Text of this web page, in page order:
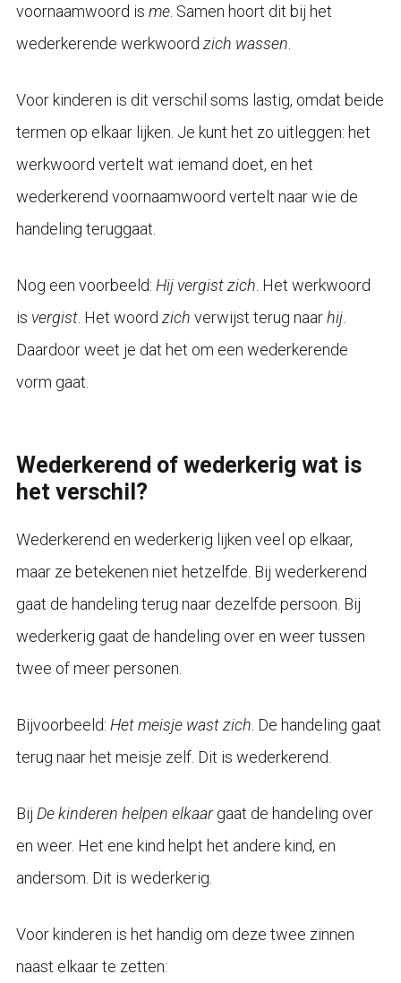
voornaamwoord is me. Samen hoort dit bij het
wederkerende werkwoord zich wassen
Voor kinderen is dit verschil soms lastig, omdat beide
termen op elkaar lijken. Je kunt het zo uitleggen: het
werkwoord vertelt wat iemand doet, en het
wederkerend voornaamwoord vertelt naar wie de
handeling teruggaat.
Nog een voorbeeld: Hij vergist zich . Het werkwoord
is vergist. Het woord zich verwijst terug naarhij.
Daardoor weet je dat het om een wederkerende
vorm gaat.
Wederkerend of wederkerig wat is
het verschil?
Wederkerend en wederkerig lijken veel op elkaar,
maar ze betekenen niet hetzelfde. Bij wederkerend
gaat de handeling terug naar dezelfde persoon. Bij
wederkerig gaat de handeling over en weer tussen
twee of meer personen.
Bijvoorbeeld: Het meisje wast zich . De handeling gaat
terug naar het meisje zelf. Dit is wederkerend.
Bij De kinderen helpen elkaargaat de handeling over
en weer. Het ene kind helpt het andere kind, en
andersom. Dit is wederkerig.
Voor kinderen is het handig om deze twee zinnen
naast elkaar te zetten: